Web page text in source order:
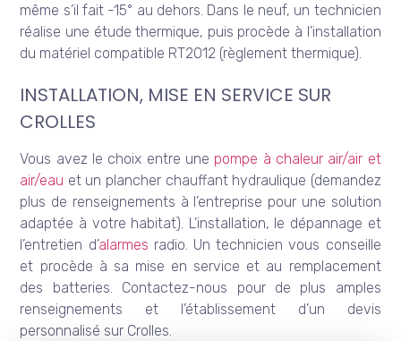
même s’il fait -15° au dehors. Dans le neuf, un technicien
réalise une étude thermique, puis procède à l’installation
du matériel compatible RT2012 (règlement thermique).
INSTALLATION, MISE EN SERVICE SUR
CROLLES
Vous avez le choix entre une pompe à chaleur air/air et
air/eau et un plancher chauffant hydraulique (demandez
plus de renseignements à l’entreprise pour une solution
adaptée à votre habitat). L’installation, le dépannage et
l’entretien d’alarmes radio. Un technicien vous conseille
et procède à sa mise en service et au remplacement
des batteries. Contactez-nous pour de plus amples
renseignements et l’établissement d’un devis
personnalisé sur Crolles.